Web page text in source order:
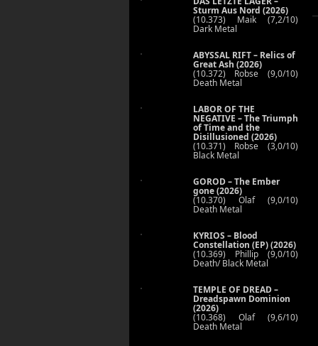
Sturm Aus Nord (2026)
(10.373) Maik (7,2/10)
Dark Metal
ABYSSAL RIFT – Relics of
Great Ash (2026)
(10.372) Robse (9,0/10)
Death Metal
LABOR OF THE
NEGATIVE – The Triumph
of Time and the
Disillusioned (2026)
(10.371) Robse (3,0/10)
Black Metal
GOROD – The Ember
gone (2026)
(10.370) Olaf (9,0/10)
Death Metal
KYRIOS – Blood
Constellation (EP) (2026)
(10.369) Phillip (9,0/10)
Death/ Black Metal
TEMPLE OF DREAD –
Dreadspawn Dominion
(2026)
(10.368) Olaf (9,6/10)
Death Metal